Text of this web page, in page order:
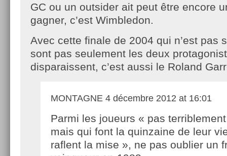
GC ou un outsider ait peut être encore
gagner, c’est Wimbledon.
Avec cette finale de 2004 qui n’est pas
sont pas seulement les deux
disparaissent, c’est aussi le Roland
MONTAGNE 4 décembre 2012 at 16:01
Parmi les joueurs « pas
mais qui font la quinzaine de leur
raflent la mise », ne pas oublier un